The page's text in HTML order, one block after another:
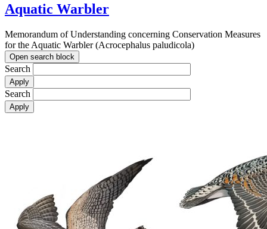
Aquatic Warbler
Memorandum of Understanding concerning Conservation Measures
for the Aquatic Warbler (Acrocephalus paludicola)
Open search block
Search
Search